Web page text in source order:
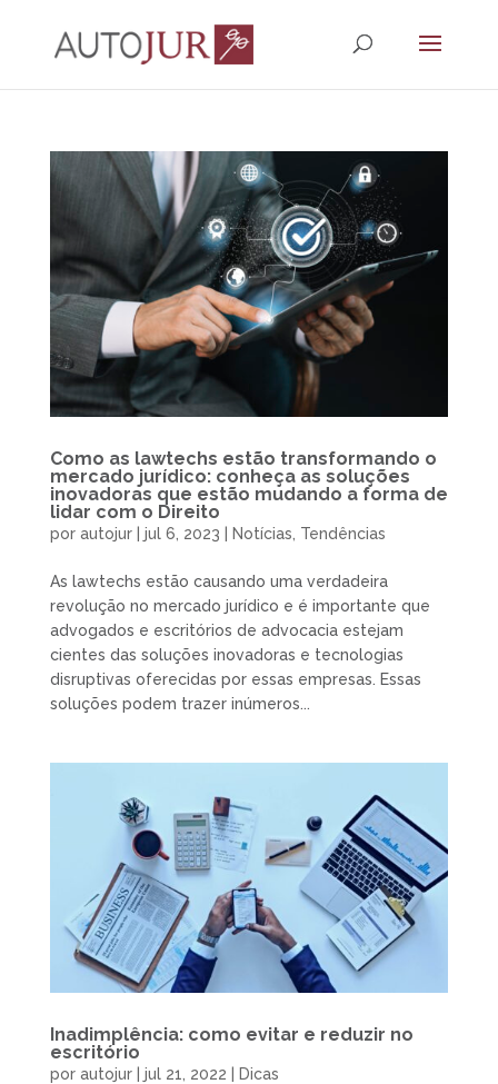
Como as lawtechs estão transformando o
mercado jurídico: conheça as soluções
inovadoras que estão mudando a forma de
lidar com o Direito
por autojur| jul 6, 2023 Notícias Tendências
As lawtechs estão causando uma verdadeira
revolução no mercado jurídico e é importante que
advogados e escritórios de advocacia estejam
cientes das soluções inovadoras e tecnologias
disruptivas oferecidas por essas empresas. Essas
soluções podem trazer inúmeros...
Inadimplência: como evitar e reduzir no
escritório
por autojur| jul 21, 2022 Dicas